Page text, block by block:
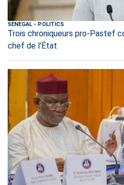
SENEGAL - POLITICS
Trois chroniqueurs pro-Pastef
chef de l'État